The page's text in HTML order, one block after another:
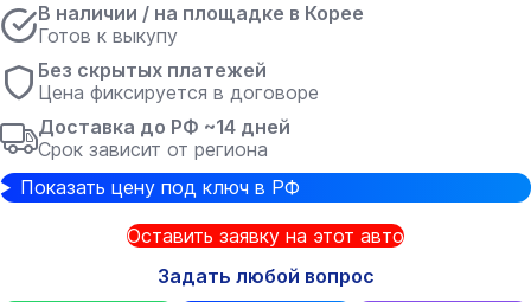
В наличии / на площадке в Корее
Готов к выкупу
Без скрытых платежей
Цена фиксируется в договоре
Доставка до РФ ~14 дней
Срок зависит от региона
Показать цену под ключ в РФ
Оставить заявку на этот авто
Задать любой вопрос